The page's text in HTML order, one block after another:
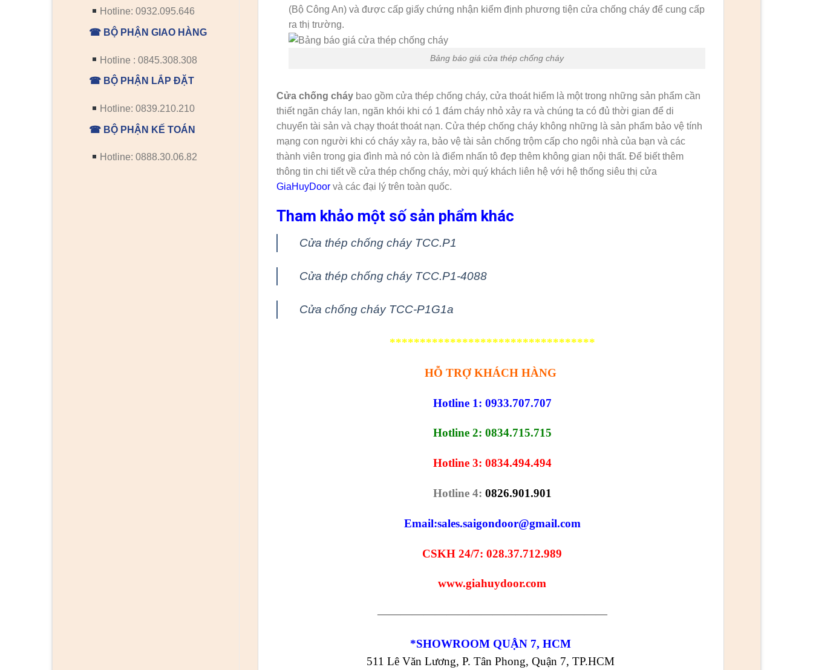
Hotline: 0932.095.646
☎ BỘ PHẬN GIAO HÀNG
Hotline : 0845.308.308
☎ BỘ PHẬN LẮP ĐẶT
Hotline: 0839.210.210
☎ BỘ PHẬN KẾ TOÁN
Hotline: 0888.30.06.82
(Bộ Công An) và được cấp giấy chứng nhận kiểm định phương tiện cửa chống cháy để cung cấp
ra thị trường.
Bảng báo giá cửa thép chống cháy
Cửa chống cháybao gồm cửa thép chống cháy, cửa thoát hiểm là một trong những sản phẩm cần
thiết ngăn cháy lan, ngăn khói khi có 1 đám cháy nhỏ xảy ra và chúng ta có đủ thời gian để di
chuyển tài sản và chạy thoát thoát nạn. Cửa thép chống cháy không những là sản phẩm bảo vệ tính
mạng con người khi có cháy xảy ra, bảo vệ tài sản chống trộm cấp cho ngôi nhà của bạn và các
thành viên trong gia đình mà nó còn là điểm nhấn tô đẹp thêm không gian nội thất. Để biết thêm
thông tin chi tiết về cửa thép chống cháy, mời quý khách liên hệ với hệ thống siêu thị cửa
GiaHuyDoor và các đại lý trên toàn quốc.
Tham khảo một số sản phẩm khác
Cửa thép chống cháy TCC.P1
Cửa thép chống cháy TCC.P1-4088
Cửa chống cháy TCC-P1G1a
**********************************
HỖ TRỢ KHÁCH HÀNG
Hotline 1: 0933.707.707
Hotline 2: 0834.715.715
Hotline 3: 0834.494.494
Hotline 4: 0826.901.901
Email:sales.saigondoor@gmail.com
CSKH 24/7: 028.37.712.989
www.giahuydoor.com
————————————————————
*SHOWROOM QUẬN 7, HCM
511 Lê Văn Lương, P. Tân Phong, Quận 7, TP.HCM